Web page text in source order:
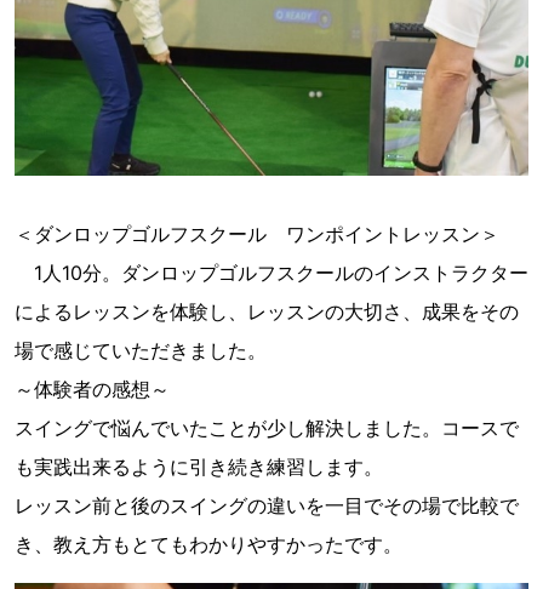
＜ダンロップゴルフスクール ワンポイントレッスン＞
1人10分。ダンロップゴルフスクールのインストラクター
によるレッスンを体験し、レッスンの大切さ、成果をその
場で感じていただきました。
～体験者の感想～
スイングで悩んでいたことが少し解決しました。コースで
も実践出来るように引き続き練習します。
レッスン前と後のスイングの違いを一目でその場で比較で
き、教え方もとてもわかりやすかったです。